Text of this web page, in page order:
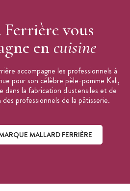
vous
en cuisine
accompagne les professionnels à
pour son célèbre pèle-pomme Kali,
dans la fabrication d'ustensiles et de
professionnels de la pâtisserie.
MALLARD FERRIÈRE